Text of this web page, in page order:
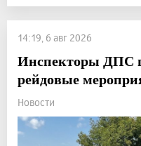
14:19, 6 авг 2026
Инспекторы ДПС
рейдовые
Новости